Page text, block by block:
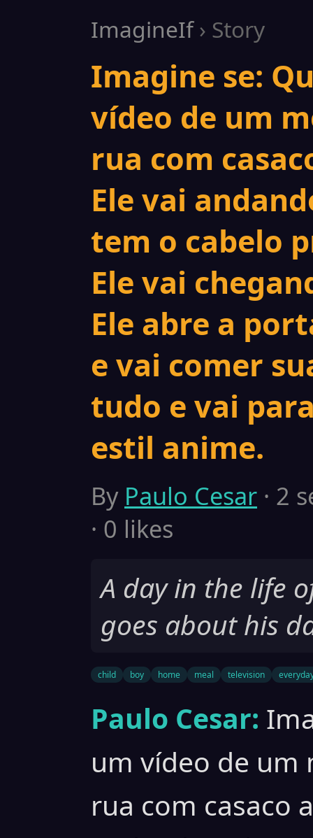
ImagineIf› Story
Imagine se:
vídeo de um
rua com
Ele vai
tem o cabelo
Ele vai
Ele abre a
e vai comer
tudo e vai
estil anime.
By Paulo Cesar · 2
· 0 likes
A day in the life
goes about his
child boy home meal television
Paulo Cesar:
um vídeo de um
rua com casaco